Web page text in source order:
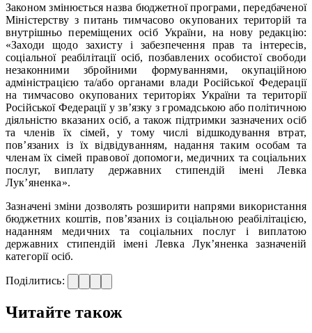
Законом змінюється назва бюджетної програми, передбаченої
Міністерству з питань тимчасово окупованих територій та
внутрішньо переміщених осіб України, на нову редакцію:
«Заходи щодо захисту і забезпечення прав та інтересів,
соціальної реабілітації осіб, позбавлених особистої свободи
незаконними збройними формуваннями, окупаційною
адміністрацією та/або органами влади Російської Федерації
на тимчасово окупованих територіях України та території
Російської Федерації у зв’язку з громадською або політичною
діяльністю вказаних осіб, а також підтримки зазначених осіб
та членів їх сімей, у тому числі відшкодування втрат,
пов’язаних із їх відвідуванням, надання таким особам та
членам їх сімей правової допомоги, медичних та соціальних
послуг, виплату державних стипендій імені Левка
Лук’яненка».
Зазначені зміни дозволять розширити напрями використання
бюджетних коштів, пов’язаних із соціальною реабілітацією,
наданням медичних та соціальних послуг і виплатою
державних стипендій імені Левка Лук’яненка зазначеній
категорії осіб.
Поділитись:
Читайте також